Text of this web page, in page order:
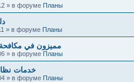
» в форуме Планы
» в форуме Планы
مميزون في
» в форуме Планы
خدمات
» в форуме Планы